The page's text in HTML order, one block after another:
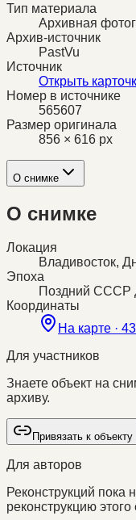
Тип материала
Архивная
Архив-источник
PastVu
Источник
Открыть
Номер в источнике
565607
Размер оригинала
856 × 616 px
О снимке
О снимке
Локация
Владивосток,
Эпоха
Поздний СССР
Координаты
На карте ·
Для участников
Знаете объект на
архиву.
Привязать к объекту
Для авторов
Реконструкций пока
реконструкцию этого